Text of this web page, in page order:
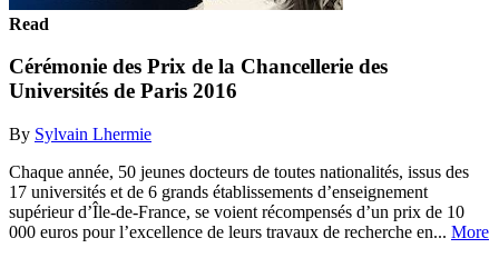
Read
Cérémonie des Prix de la Chancellerie des
Universités de Paris 2016
By Sylvain Lhermie
Chaque année, 50 jeunes docteurs de toutes nationalités, issus des
17 universités et de 6 grands établissements d’enseignement
supérieur d’Île-de-France, se voient récompensés d’un prix de 10
000 euros pour l’excellence de leurs travaux de recherche en... More